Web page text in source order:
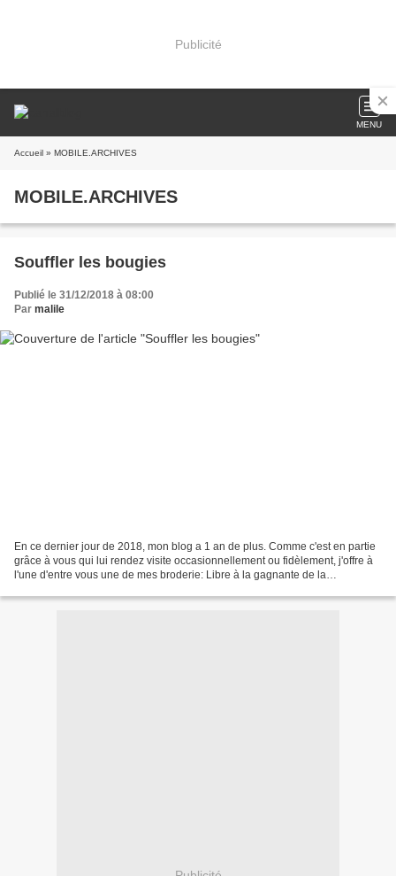
Publicité
MENU
Accueil » MOBILE.ARCHIVES
MOBILE.ARCHIVES
Souffler les bougies
Publié le 31/12/2018 à 08:00
Par malile
En ce dernier jour de 2018, mon blog a 1 an de plus. Comme c'est en partie
grâce à vous qui lui rendez visite occasionnellement ou fidèlement, j'offre à
l'une d'entre vous une de mes broderie: Libre à la gagnante de la